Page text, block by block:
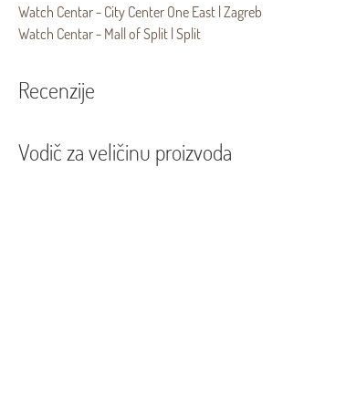
Watch Centar - City Center One East | Zagreb
Watch Centar - Mall of Split | Split
Recenzije
Vodič za veličinu proizvoda